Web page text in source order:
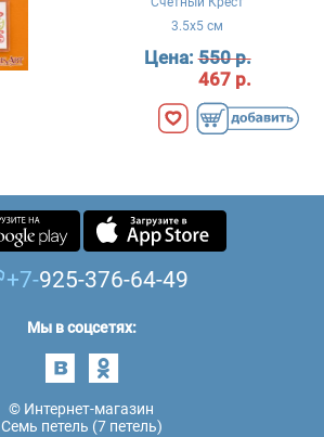
3.5x5 см
Цена:550 р.
467 р.
+7-925-376-64-49
Мы в соцсетях:
© Интернет-магазин
Семь петель (7 петель)